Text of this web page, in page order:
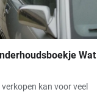
Wat
kan voor veel